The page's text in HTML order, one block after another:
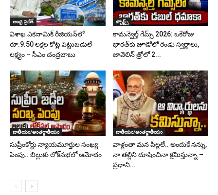
ఆంధ్ర ప్రదేశ్
విశాఖ ఎకనామిక్ రీజియన్‌లో
రూ.9.50 లక్షల కోట్ల పెట్టుబడులే
లక్ష్యం – సీఎం చంద్రబాబు
స్పోర్ట్స్
కామన్వెల్త్ గేమ్స్ 2026: ఒకేరోజు
భారత్‌కు జూడోలో రెండు స్వర్ణాలు,
జావెలిన్‌ త్రోలో 2...
జాతీయం/అంతర్జాతీయం
సుప్రీంకోర్టు న్యాయమూర్తుల సంఖ్య
పెంపు.. బిల్లుకు లోక్‌సభలో ఆమోదం
జాతీయం/అంతర్జాతీయం
వాళ్లంతా మన పిల్లలే.. అందుకే నన్ను,
నా తల్లిని దూషించినా క్షమిస్తున్నా –
ప్రధాని...